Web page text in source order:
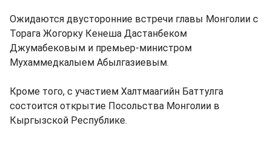
Ожидаются двусторонние встречи главы Монголии с
Торага Жогорку Кенеша Дастанбеком
Джумабековым и премьер-министром
Мухаммедкалыем Абылгазиевым.
Кроме того, с участием Халтмаагийн Баттулга
состоится открытие Посольства Монголии в
Кыргызской Республике.